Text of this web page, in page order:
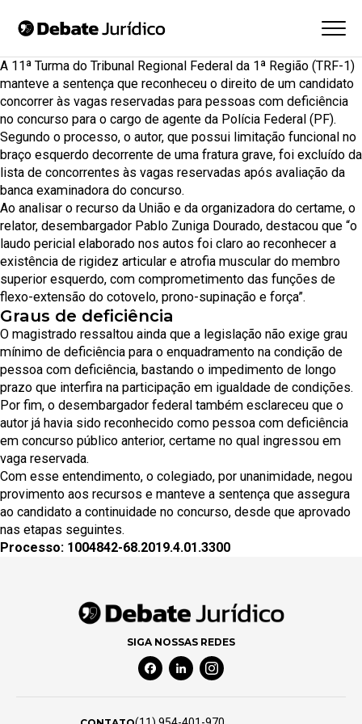
A 11ª Turma do Tribunal Regional Federal da 1ª Região (TRF-1)
manteve a sentença que reconheceu o direito de um candidato
concorrer às vagas reservadas para pessoas com deficiência
no concurso para o cargo de agente da Polícia Federal (PF).
Segundo o processo, o autor, que possui limitação funcional no
braço esquerdo decorrente de uma fratura grave, foi excluído da
lista de concorrentes às vagas reservadas após avaliação da
banca examinadora do concurso.
Ao analisar o recurso da União e da organizadora do certame, o
relator, desembargador Pablo Zuniga Dourado, destacou que “o
laudo pericial elaborado nos autos foi claro ao reconhecer a
existência de rigidez articular e atrofia muscular do membro
superior esquerdo, com comprometimento das funções de
flexo-extensão do cotovelo, prono-supinação e força”.
Graus de deficiência
O magistrado ressaltou ainda que a legislação não exige grau
mínimo de deficiência para o enquadramento na condição de
pessoa com deficiência, bastando o impedimento de longo
prazo que interfira na participação em igualdade de condições.
Por fim, o desembargador federal também esclareceu que o
autor já havia sido reconhecido como pessoa com deficiência
em concurso público anterior, certame no qual ingressou em
vaga reservada.
Com esse entendimento, o colegiado, por unanimidade, negou
provimento aos recursos e manteve a sentença que assegura
ao candidato a continuidade no concurso, desde que aprovado
nas etapas seguintes.
Processo: 1004842-68.2019.4.01.3300
SIGA NOSSAS REDES
Facebook Social Media
Linkedin Social Media
Instagram Social Media